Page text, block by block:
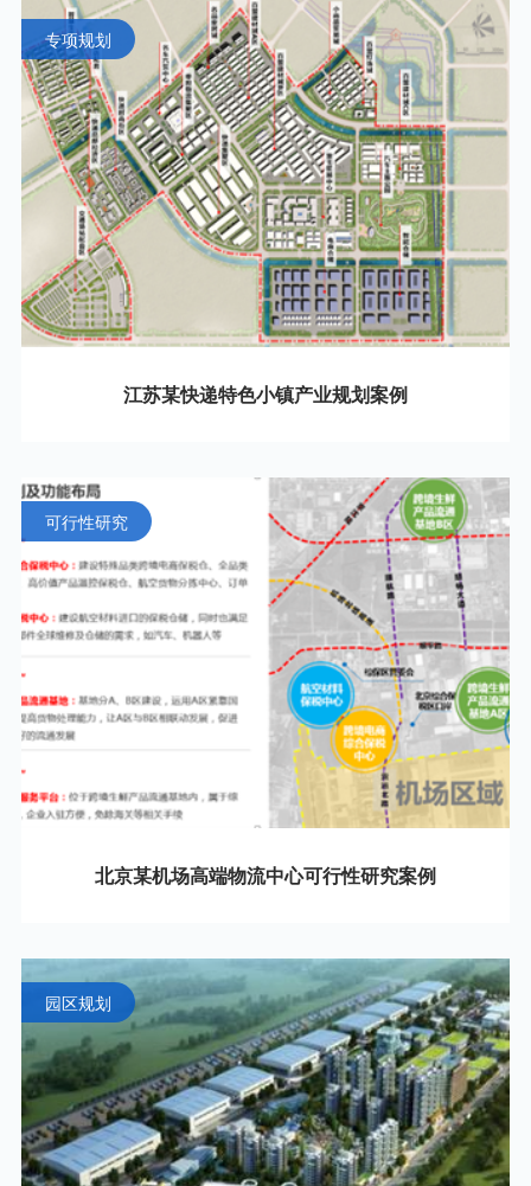
专项规划
江苏某快递特色小镇产业规划案例
可行性研究
北京某机场高端物流中心可行性研究案例
园区规划